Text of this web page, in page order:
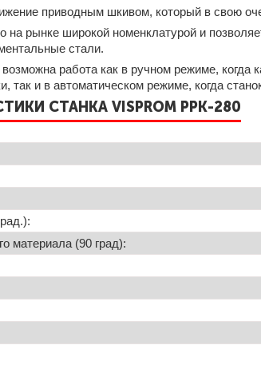
приводным шкивом, который в свою
на рынке широкой номенклатурой и
стали.
работа как в ручном режиме,
так и в автоматическом режиме, когда
СТАНКА VISPROM PPK-280
материала (90 град):